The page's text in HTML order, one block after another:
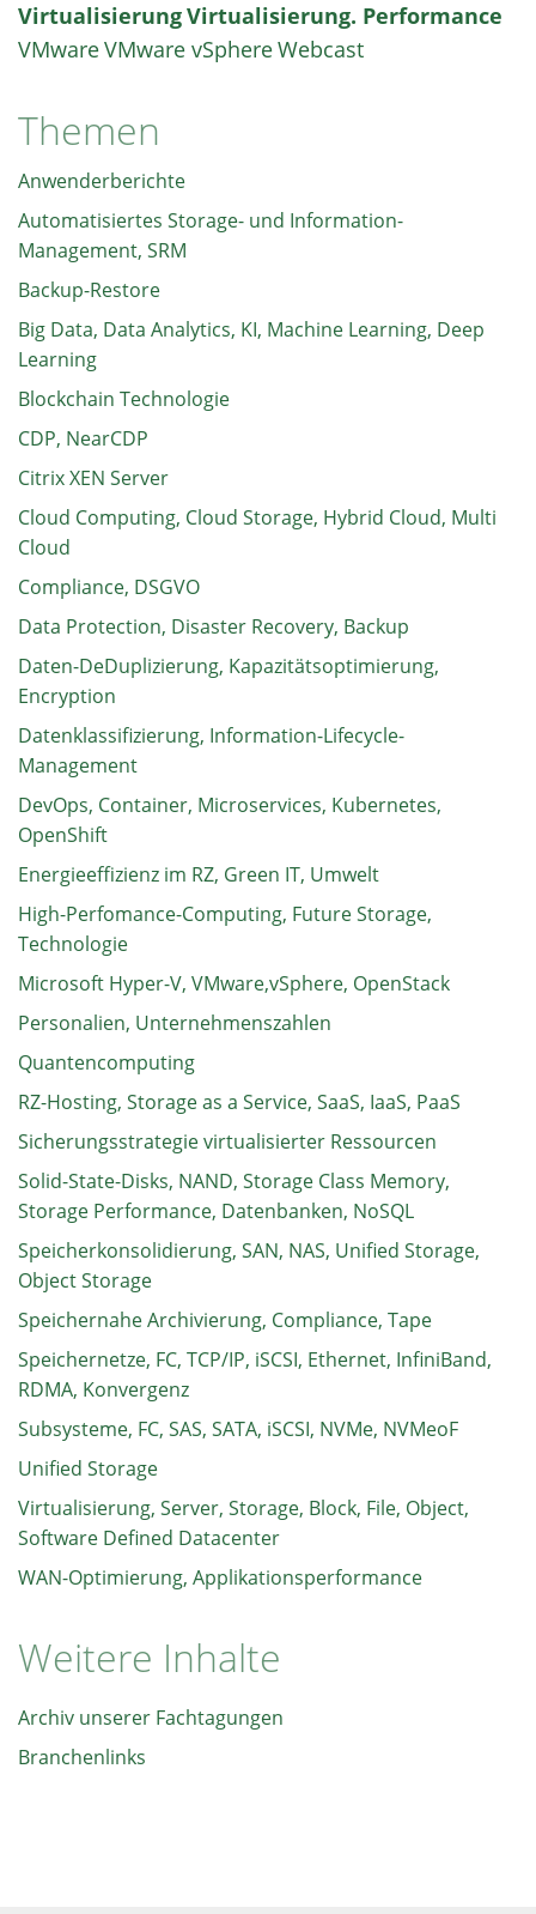
VirtualisierungVirtualisierung. Performance
VMwareVMware vSphereWebcast
Themen
Anwenderberichte
Automatisiertes Storage- und Information-
Management, SRM
Backup-Restore
Big Data, Data Analytics, KI, Machine Learning, Deep
Learning
Blockchain Technologie
CDP, NearCDP
Citrix XEN Server
Cloud Computing, Cloud Storage, Hybrid Cloud, Multi
Cloud
Compliance, DSGVO
Data Protection, Disaster Recovery, Backup
Daten-DeDuplizierung, Kapazitätsoptimierung,
Encryption
Datenklassifizierung, Information-Lifecycle-
Management
DevOps, Container, Microservices, Kubernetes,
OpenShift
Energieeffizienz im RZ, Green IT, Umwelt
High-Perfomance-Computing, Future Storage,
Technologie
Microsoft Hyper-V, VMware,vSphere, OpenStack
Personalien, Unternehmenszahlen
Quantencomputing
RZ-Hosting, Storage as a Service, SaaS, IaaS, PaaS
Sicherungsstrategie virtualisierter Ressourcen
Solid-State-Disks, NAND, Storage Class Memory,
Storage Performance, Datenbanken, NoSQL
Speicherkonsolidierung, SAN, NAS, Unified Storage,
Object Storage
Speichernahe Archivierung, Compliance, Tape
Speichernetze, FC, TCP/IP, iSCSI, Ethernet, InfiniBand,
RDMA, Konvergenz
Subsysteme, FC, SAS, SATA, iSCSI, NVMe, NVMeoF
Unified Storage
Virtualisierung, Server, Storage, Block, File, Object,
Software Defined Datacenter
WAN-Optimierung, Applikationsperformance
Weitere Inhalte
Archiv unserer Fachtagungen
Branchenlinks